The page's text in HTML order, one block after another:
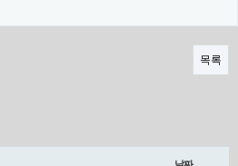
목록